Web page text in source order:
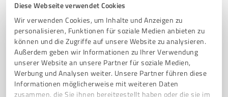
Diese Webseite verwendet Cookies
Wir verwenden Cookies, um Inhalte und Anzeigen zu
personalisieren, Funktionen für soziale Medien anbieten zu
können und die Zugriffe auf unsere Website zu analysieren.
Außerdem geben wir Informationen zu Ihrer Verwendung
unserer Website an unsere Partner für soziale Medien,
Werbung und Analysen weiter. Unsere Partner führen diese
Informationen möglicherweise mit weiteren Daten
zusammen, die Sie ihnen bereitgestellt haben oder die sie im
Sie möchten auch hier gelistet werden?
Registrieren Sie sich jetzt und werden Sie ein von
Kunden empfohlener ProvenExpert!
1